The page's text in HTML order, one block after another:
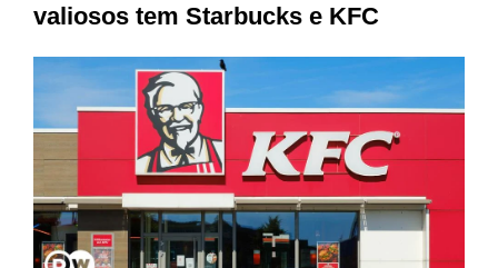
valiosos tem Starbucks e KFC